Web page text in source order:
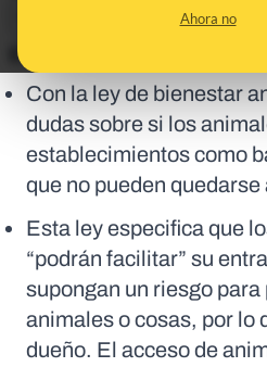
Ahora no
En corto:
Con la ley de bienestar
dudas sobre si los
establecimientos como
que no pueden
Esta ley especifica que
“podrán facilitar” su
supongan un riesgo
animales o cosas, por lo
dueño. El acceso de